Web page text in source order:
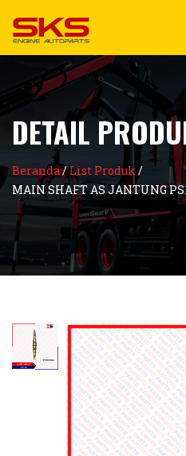
DETAIL
Beranda/List Produk /
MAIN SHAFT AS JANTUNG